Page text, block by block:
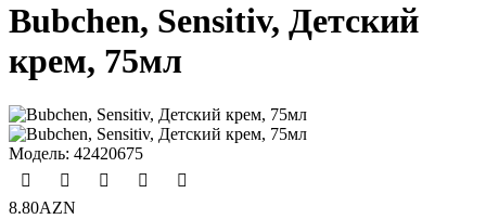
Bubchen, Sensitiv, Детский
крем, 75мл
Модель: 42420675
8.80AZN